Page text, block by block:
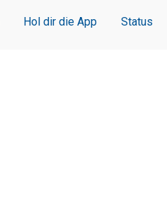
Hol dir die App Status